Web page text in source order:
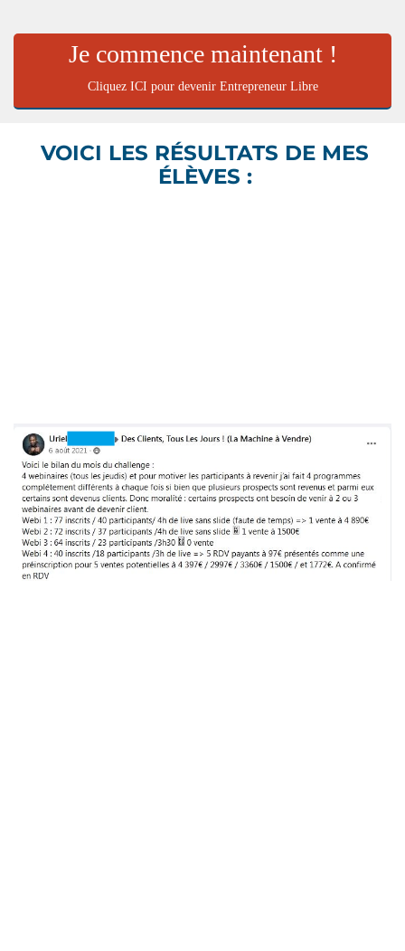
Je commence maintenant !
Cliquez ICI pour devenir Entrepreneur Libre
VOICI LES RÉSULTATS DE MES
ÉLÈVES :